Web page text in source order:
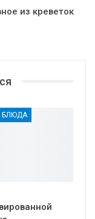
из креветок
БЛЮДА